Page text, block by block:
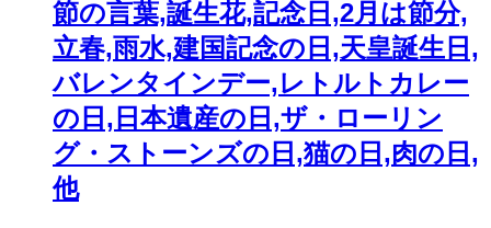
節の言葉,誕生花,記念日,2月は節分,
立春,雨水,建国記念の日,天皇誕生日,
バレンタインデー,レトルトカレー
の日,日本遺産の日,ザ・ローリン
グ・ストーンズの日,猫の日,肉の日,
他